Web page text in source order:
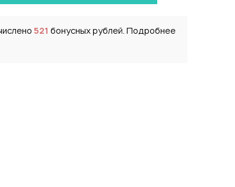
521 бонусных рублей. Подробнее